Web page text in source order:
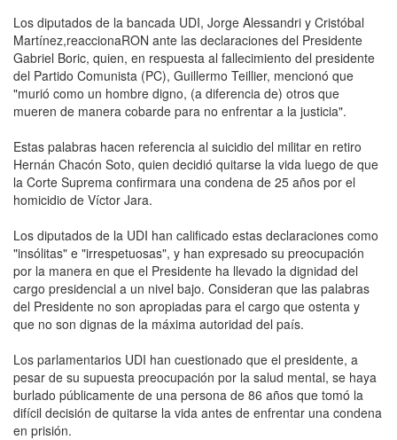
Los diputados de la bancada UDI, Jorge Alessandri y Cristóbal
Martínez,reaccionaRON ante las declaraciones del Presidente
Gabriel Boric, quien, en respuesta al fallecimiento del presidente
del Partido Comunista (PC), Guillermo Teillier, mencionó que
"murió como un hombre digno, (a diferencia de) otros que
mueren de manera cobarde para no enfrentar a la justicia".
Estas palabras hacen referencia al suicidio del militar en retiro
Hernán Chacón Soto, quien decidió quitarse la vida luego de que
la Corte Suprema confirmara una condena de 25 años por el
homicidio de Víctor Jara.
Los diputados de la UDI han calificado estas declaraciones como
"insólitas" e "irrespetuosas", y han expresado su preocupación
por la manera en que el Presidente ha llevado la dignidad del
cargo presidencial a un nivel bajo. Consideran que las palabras
del Presidente no son apropiadas para el cargo que ostenta y
que no son dignas de la máxima autoridad del país.
Los parlamentarios UDI han cuestionado que el presidente, a
pesar de su supuesta preocupación por la salud mental, se haya
burlado públicamente de una persona de 86 años que tomó la
difícil decisión de quitarse la vida antes de enfrentar una condena
en prisión.